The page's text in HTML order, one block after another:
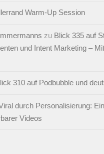
Warm-Up Session
zu Blick 335 auf
und Intent Marketing –
310 auf Podbubble und
durch Personalisierung:
Videos